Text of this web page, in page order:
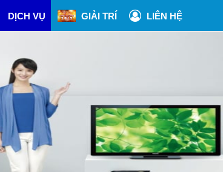
DỊCH VỤ GIẢI TRÍ LIÊN HỆ